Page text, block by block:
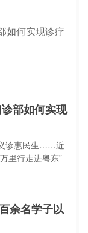
部如何实现
诊惠民生……近
里行走进粤东”
余名学子以